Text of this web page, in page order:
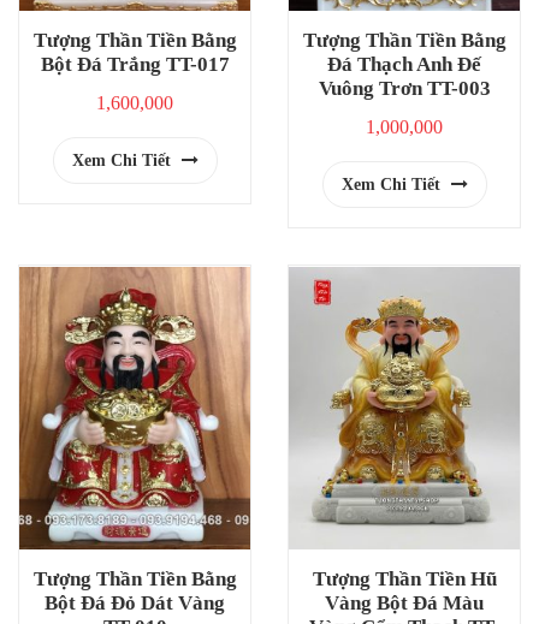
Tượng Thần Tiền Bằng
Bột Đá Trắng TT-017
1,600,000
Xem Chi Tiết
Tượng Thần Tiền Bằng
Đá Thạch Anh Đế
Vuông Trơn TT-003
1,000,000
Xem Chi Tiết
Tượng Thần Tiền Bằng
Bột Đá Đỏ Dát Vàng
Tượng Thần Tiền Hũ
Vàng Bột Đá Màu